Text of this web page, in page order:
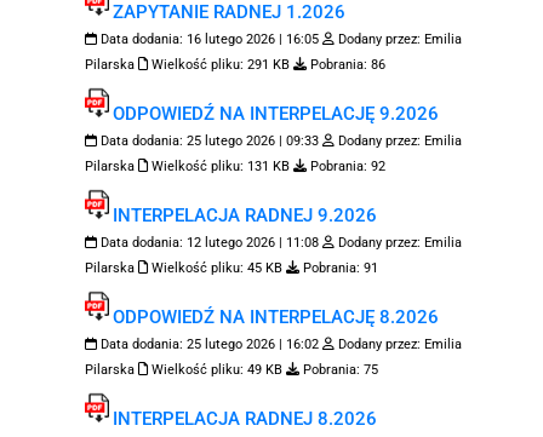
ZAPYTANIE RADNEJ 1.2026
Data dodania: 16 lutego 2026 | 16:05 Dodany przez: Emilia
Pilarska
Wielkość pliku: 291 KB Pobrania: 86
ODPOWIEDŹ NA INTERPELACJĘ 9.2026
Data dodania: 25 lutego 2026 | 09:33 Dodany przez: Emilia
Pilarska
Wielkość pliku: 131 KB Pobrania: 92
INTERPELACJA RADNEJ 9.2026
Data dodania: 12 lutego 2026 | 11:08 Dodany przez: Emilia
Pilarska
Wielkość pliku: 45 KB Pobrania: 91
ODPOWIEDŹ NA INTERPELACJĘ 8.2026
Data dodania: 25 lutego 2026 | 16:02 Dodany przez: Emilia
Pilarska
Wielkość pliku: 49 KB Pobrania: 75
INTERPELACJA RADNEJ 8.2026